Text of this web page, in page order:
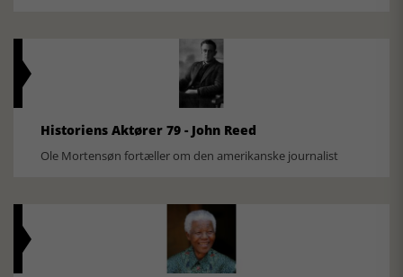
Historiens Aktører 79 - John Reed
Ole Mortensøn fortæller om den amerikanske journalist